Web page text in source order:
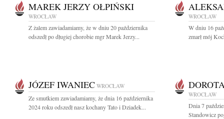
MAREK JERZY OŁPIŃSKI
WROCŁAW
Z żalem zawiadamiamy, że w dniu 20 października
odszedł po długiej chorobie mgr Marek Jerzy...
WROCŁAW
W dniu 16
zmarł mój
JÓZEF IWANIEC WROCŁAW
Ze smutkiem zawiadamiamy, że dnia 16 października
2024 roku odszedł nasz kochany Tato i Dziadek...
WROCŁAW
Dnia 7
Standowicz